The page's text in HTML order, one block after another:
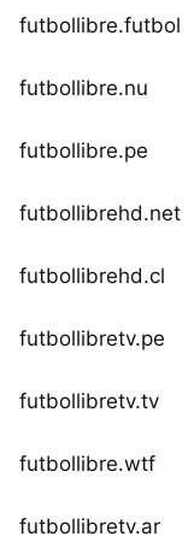
futbollibre.futbol
futbollibre.nu
futbollibre.pe
futbollibrehd.net
futbollibrehd.cl
futbollibretv.pe
futbollibretv.tv
futbollibre.wtf
futbollibretv.ar